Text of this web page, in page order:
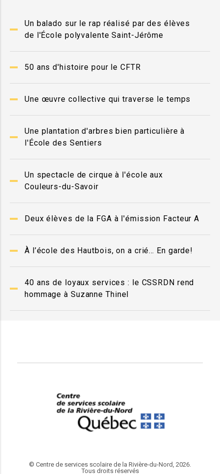
Un balado sur le rap réalisé par des élèves
de l'École polyvalente Saint-Jérôme
50 ans d'histoire pour le CFTR
Une œuvre collective qui traverse le temps
Une plantation d'arbres bien particulière à
l'École des Sentiers
Un spectacle de cirque à l'école aux
Couleurs-du-Savoir
Deux élèves de la FGA à l'émission Facteur A
À l’école des Hautbois, on a crié… En garde!
40 ans de loyaux services : le CSSRDN rend
hommage à Suzanne Thinel
© Centre de services scolaire de la Rivière-du-Nord, 2026.
Tous droits réservés